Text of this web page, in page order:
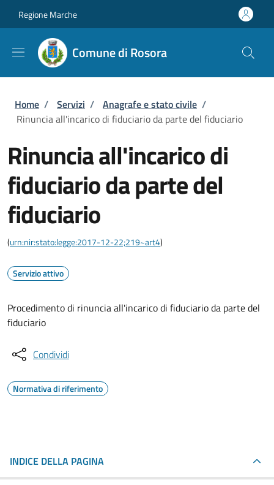
Regione Marche
Comune di Rosora
Briciole di pane
Home / Servizi / Anagrafe e stato civile /
Rinuncia all'incarico di fiduciario da parte del fiduciario
Rinuncia all'incarico di
fiduciario da parte del
fiduciario
(urn:nir:stato:legge:2017-12-22;219~art4)
Servizio attivo
Procedimento di rinuncia all'incarico di fiduciario da parte del
fiduciario
Condividi
Normativa di riferimento
INDICE DELLA PAGINA